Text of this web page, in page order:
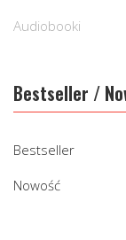
Audiobooki
Bestseller /
Bestseller
Nowość